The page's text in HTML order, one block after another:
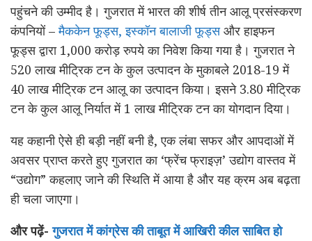
पहुंचने की उम्मीद है। गुजरात में भारत की शीर्ष तीन आलू प्रसंस्करण
कंपनियों –मैककेन फूड्स, इस्कॉन बालाजी फूड्सऔर हाइफन
फूड्स द्वारा 1,000 करोड़ रुपये का निवेश किया गया है। गुजरात ने
520 लाख मीट्रिक टन के कुल उत्पादन के मुकाबले 2018-19 में
40 लाख मीट्रिक टन आलू का उत्पादन किया। इसने 3.80 मीट्रिक
टन के कुल आलू निर्यात में 1 लाख मीट्रिक टन का योगदान दिया।
यह कहानी ऐसे ही बड़ी नहीं बनी है, एक लंबा सफर और आपदाओं में
अवसर प्राप्त करते हुए गुजरात का ‘फ्रेंच फ्राइज़’ उद्योग वास्तव में
“उद्योग” कहलाए जाने की स्थिति में आया है और यह क्रम अब बढ़ता
ही चला जाएगा।
और पढ़ें-गुजरात में कांग्रेस की ताबूत में आखिरी कील साबित हो